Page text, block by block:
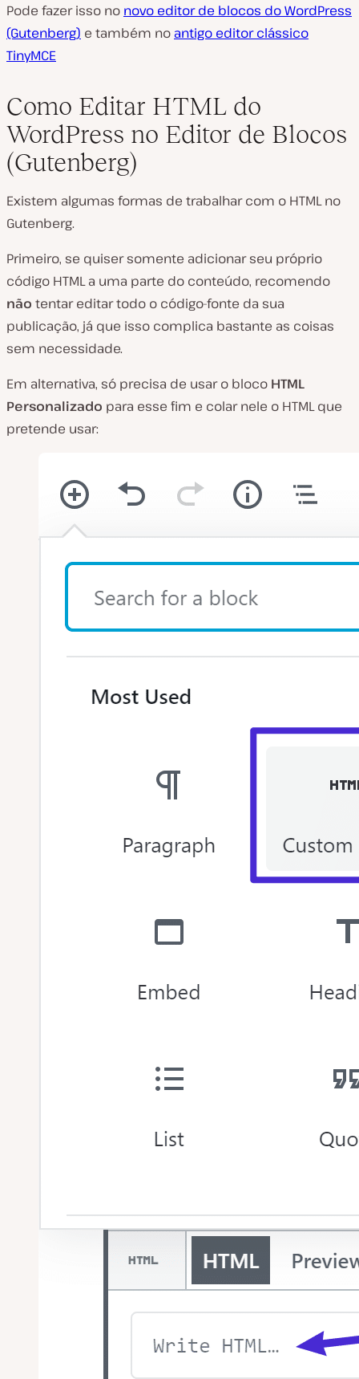
Pode fazer isso no novo editor de blocos do WordPress
(Gutenberg) e também no antigo editor clássico
TinyMCE
Como Editar HTML do
WordPress no Editor de Blocos
(Gutenberg)
Existem algumas formas de trabalhar com o HTML no
Gutenberg.
Primeiro, se quiser somente adicionar seu próprio
código HTML a uma parte do conteúdo, recomendo
não tentar editar todo o código-fonte da sua
publicação, já que isso complica bastante as coisas
sem necessidade.
Em alternativa, só precisa de usar o bloco HTML
Personalizado para esse fim e colar nele o HTML que
pretende usar: